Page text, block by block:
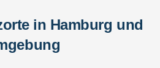
in Hamburg und